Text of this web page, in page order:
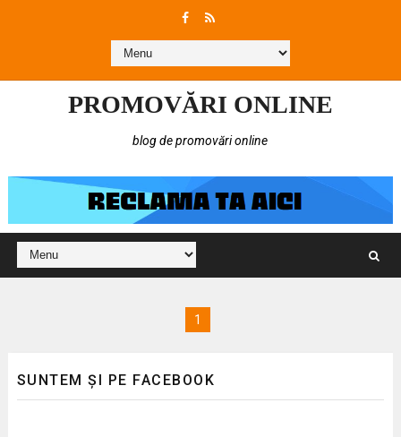
PROMOVĂRI ONLINE
blog de promovări online
1
SUNTEM ȘI PE FACEBOOK